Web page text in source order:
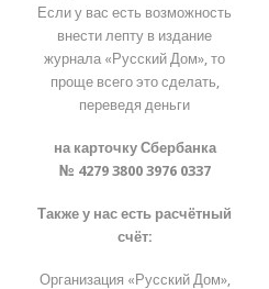
Если у вас есть возможность
внести лепту в издание
журнала «Русский Дом», то
проще всего это сделать,
переведя деньги
на карточку Сбербанка
№ 4279 3800 3976 0337
Также у нас есть расчётный
счёт:
Организация «Русский Дом»,